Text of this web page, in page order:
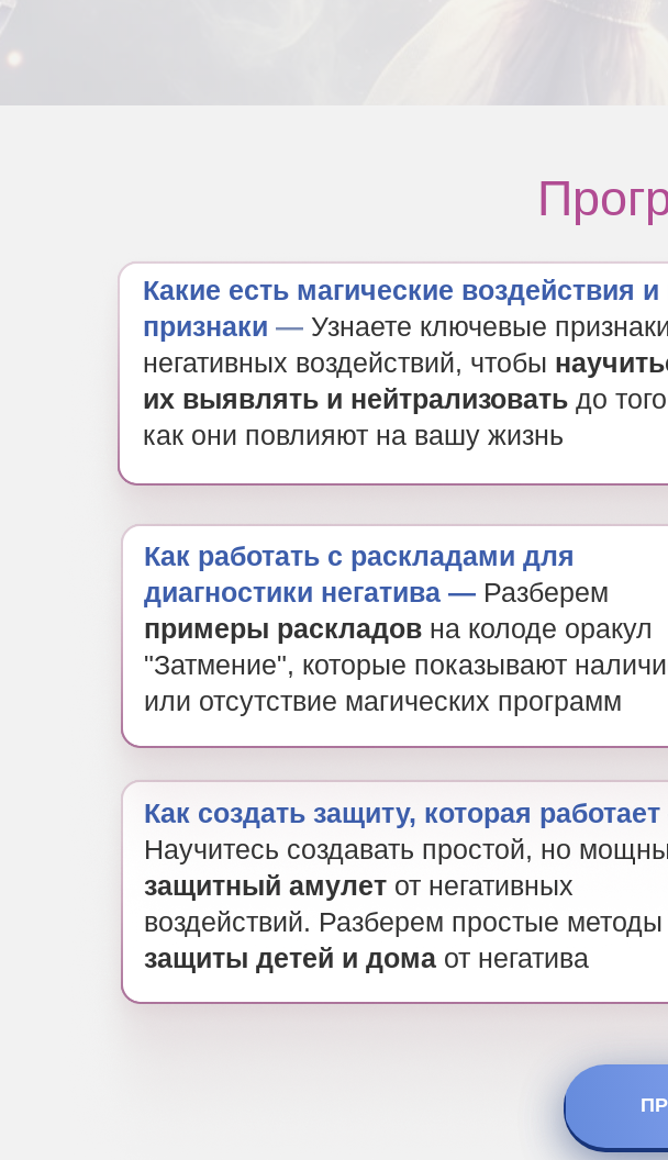
Какие есть магические воздействия и
признаки — Узнаете ключевые
негативных воздействий, чтобы
их выявлять и нейтрализовать до
как они повлияют на вашу жизнь
Как работать с раскладами для
диагностики негатива — Разберем
примеры раскладов на колоде оракул
"Затмение", которые показывают
или отсутствие магических программ
Как создать защиту, которая
Научитесь создавать простой, но
защитный амулет от негативных
воздействий. Разберем простые
защиты детей и дома от негатива